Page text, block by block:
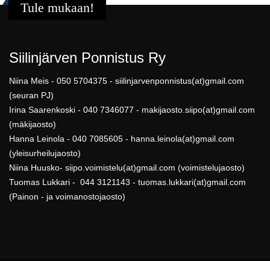
Tule mukaan!
Siilinjärven Ponnistus Ry
Niina Meis - 050 5704375 - siilinjarvenponnistus(at)gmail.com
(seuran PJ)
Irina Saarenkoski - 040 7346077 - makijaosto.siipo(at)gmail.com
(mäkijaosto)
Hanna Leinola - 040 7085605 - hanna.leinola(at)gmail.com
(yleisurheilujaosto)
Niina Huusko- siipo.voimistelu(at)gmail.com (voimistelujaosto)
Tuomas Lukkari - 044 3121143 - tuomas.lukkari(at)gmail.com
(Painon - ja voimanostojaosto)